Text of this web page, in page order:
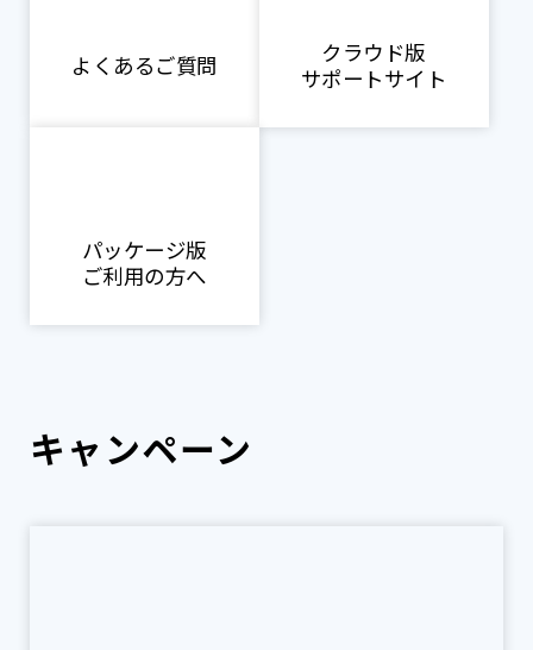
よくあるご質問
クラウド版
サポートサイト
パッケージ版
ご利用の方へ
キャンペーン